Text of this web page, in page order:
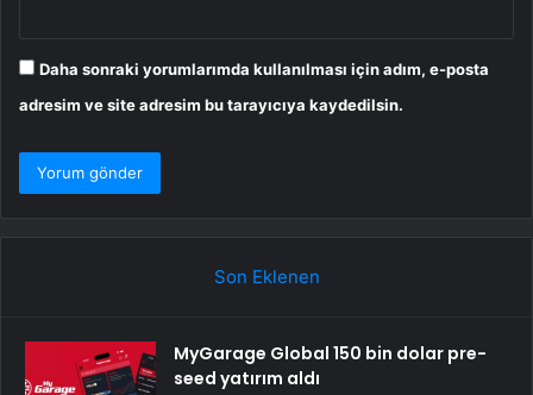
Daha sonraki yorumlarımda kullanılması için adım, e-posta
adresim ve site adresim bu tarayıcıya kaydedilsin.
Son Eklenen
MyGarage Global 150 bin dolar pre-
seed yatırım aldı